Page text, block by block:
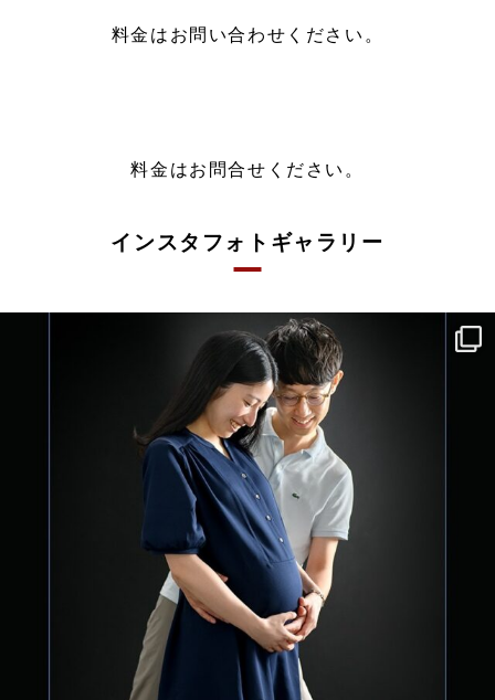
料金はお問い合わせください。
料金はお問合せください。
インスタフォトギャラリー